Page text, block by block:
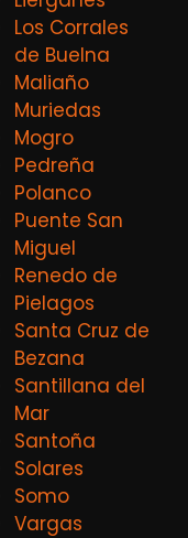
Los Corrales
de Buelna
Maliaño
Muriedas
Mogro
Pedreña
Polanco
Puente San
Miguel
Renedo de
Pielagos
Santa Cruz de
Bezana
Santillana del
Mar
Santoña
Solares
Somo
Vargas